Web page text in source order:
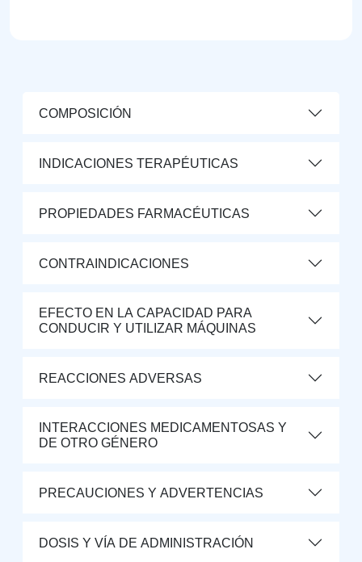
COMPOSICIÓN
INDICACIONES TERAPÉUTICAS
PROPIEDADES FARMACÉUTICAS
CONTRAINDICACIONES
EFECTO EN LA CAPACIDAD PARA
CONDUCIR Y UTILIZAR MÁQUINAS
REACCIONES ADVERSAS
INTERACCIONES MEDICAMENTOSAS Y
DE OTRO GÉNERO
PRECAUCIONES Y ADVERTENCIAS
DOSIS Y VÍA DE ADMINISTRACIÓN